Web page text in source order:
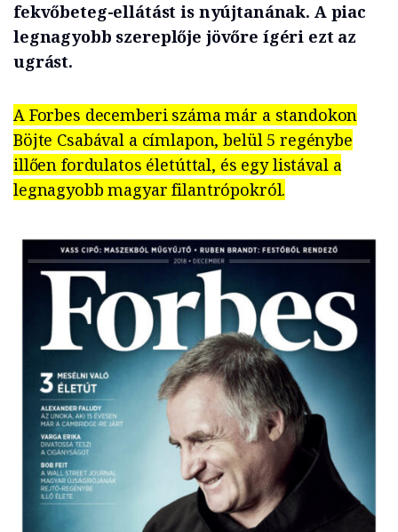
fekvőbeteg-ellátást is nyújtanának. A piac
legnagyobb szereplője jövőre ígéri ezt az
ugrást.
A Forbes decemberi száma már a standokon
Böjte Csabával a címlapon, belül 5 regénybe
illően fordulatos életúttal, és egy listával a
legnagyobb magyar filantrópokról.